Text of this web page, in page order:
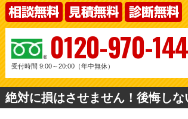
0120-970-144
受付時間 9:00～20:00（年中無休）
絶対に損はさせません！後悔し